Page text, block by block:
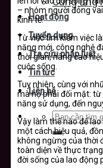
Hoạt động
Tuyển dụng
Tra cứu pháp luật
Tin tức
Liên hệ
– nhóm người đóng
kinh tế.
Từ việc tìm kiếm việc
năng mới, công nghệ
thời gian, nâng cao
cuộc sống.
Tuy nhiên, cùng với
mà họ phải đối mặt: từ
năng sử dụng, đến
Vậy làm thế nào để
một cách hiệu quả,
không ngừng của thời
toàn diện về thực
đời sống của lao động